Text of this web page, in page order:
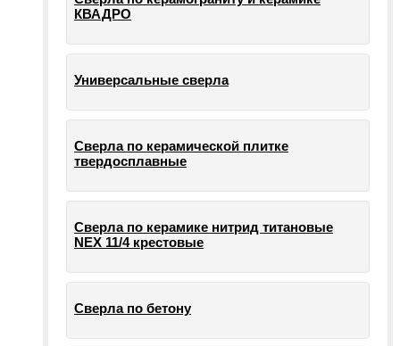
КВАДРО
Универсальные сверла
Сверла по керамической плитке
твердосплавные
Сверла по керамике нитрид титановые
NEX 11/4 крестовые
Сверла по бетону